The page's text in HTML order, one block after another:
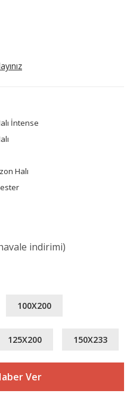
İntense
Halı
indirimi)
100X200
125X200 150X233
Ver